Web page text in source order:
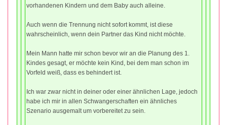
vorhandenen Kindern und dem Baby auch alleine.
Auch wenn die Trennung nicht sofort kommt, ist diese
wahrscheinlich, wenn dein Partner das Kind nicht möchte.
Mein Mann hatte mir schon bevor wir an die Planung des 1.
Kindes gesagt, er möchte kein Kind, bei dem man schon im
Vorfeld weiß, dass es behindert ist.
Ich war zwar nicht in deiner oder einer ähnlichen Lage, jedoch
habe ich mir in allen Schwangerschaften ein ähnliches
Szenario ausgemalt um vorbereitet zu sein.